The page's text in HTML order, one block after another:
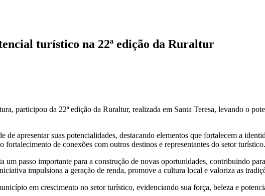
turístico na 22ª edição da Ruraltur
participou da 22ª edição da Ruraltur, realizada em Santa Teresa, levando o
apresentar suas potencialidades, destacando elementos que fortalecem a
de conexões com outros destinos e representantes do setor turístico.
um passo importante para a construção de novas oportunidades, contribuindo
impulsiona a geração de renda, promove a cultura local e valoriza as
em crescimento no setor turístico, evidenciando sua força, beleza e